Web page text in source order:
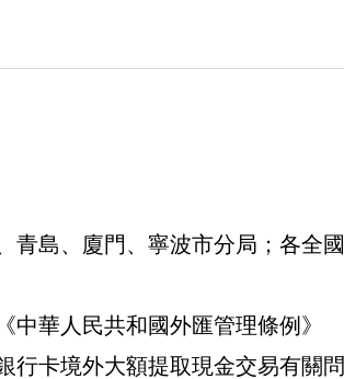
青島、廈門、寧波市分局；各全國
中華人民共和國外匯管理條例》
行卡境外大額提取現金交易有關問